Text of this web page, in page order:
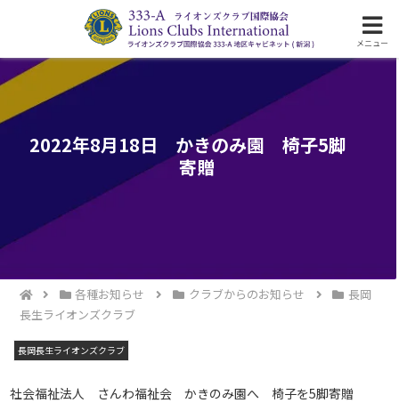
ライオンズクラブ国際協会333-A地区の活動
2022年8月18日 かきのみ園 椅子5脚
寄贈
各種お知らせ クラブからのお知らせ
長岡
長生ライオンズクラブ
長岡長生ライオンズクラブ
社会福祉法人 さんわ福祉会 かきのみ園へ 椅子を5脚寄贈
メニュー